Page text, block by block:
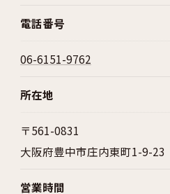
電話番号
06-6151-9762
所在地
〒561-0831
大阪府豊中市庄内東町1-9-23
営業時間